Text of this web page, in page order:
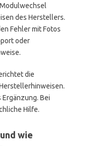
des Herstellers.
Fehler mit Fotos
oder
die
Bei
Hilfe.
wie